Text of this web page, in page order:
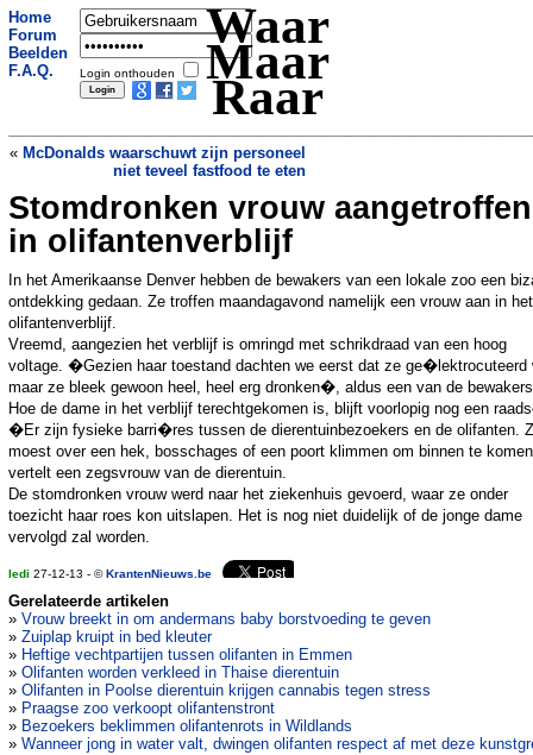
Home
Forum
Beelden
F.A.Q.
Login onthouden
Waar
Maar
Raar
« McDonalds waarschuwt zijn personeel
niet teveel fastfood te eten
Werkloze jongeren op de planken in ruil
voor opleiding»
Stomdronken vrouw aangetroffen
in olifantenverblijf
In het Amerikaanse Denver hebben de bewakers van een lokale zoo een
ontdekking gedaan. Ze troffen maandagavond namelijk een vrouw aan in het
olifantenverblijf.
Vreemd, aangezien het verblijf is omringd met schrikdraad van een hoog
voltage. �Gezien haar toestand dachten we eerst dat ze ge�lektrocuteerd
maar ze bleek gewoon heel, heel erg dronken�, aldus een van de
Hoe de dame in het verblijf terechtgekomen is, blijft voorlopig nog een
�Er zijn fysieke barri�res tussen de dierentuinbezoekers en de olifanten.
moest over een hek, bosschages of een poort klimmen om binnen te
vertelt een zegsvrouw van de dierentuin.
De stomdronken vrouw werd naar het ziekenhuis gevoerd, waar ze onder
toezicht haar roes kon uitslapen. Het is nog niet duidelijk of de jonge dame
vervolgd zal worden.
ledi 27-12-13 - ©KrantenNieuws.be
Gerelateerde artikelen
» Vrouw breekt in om andermans baby borstvoeding te geven
» Zuiplap kruipt in bed kleuter
» Heftige vechtpartijen tussen olifanten in Emmen
» Olifanten worden verkleed in Thaise dierentuin
» Olifanten in Poolse dierentuin krijgen cannabis tegen stress
» Praagse zoo verkoopt olifantenstront
» Bezoekers beklimmen olifantenrots in Wildlands
» Wanneer jong in water valt, dwingen olifanten respect af met deze